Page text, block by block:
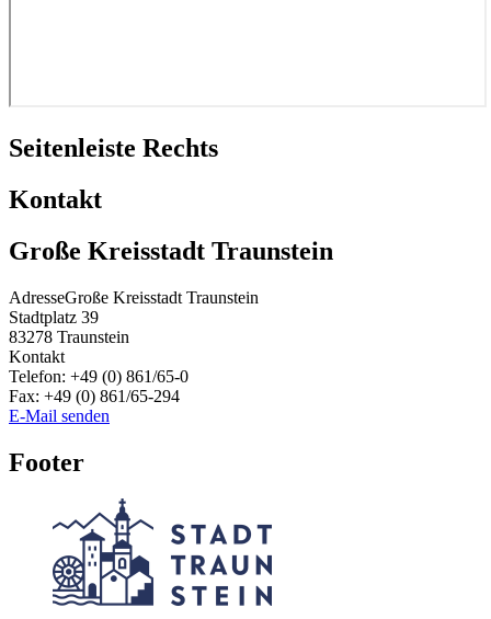
Seitenleiste Rechts
Kontakt
Große Kreisstadt Traunstein
AdresseGroße Kreisstadt Traunstein
Stadtplatz 39
83278 Traunstein
Kontakt
Telefon: +49 (0) 861/65-0
Fax: +49 (0) 861/65-294
E-Mail senden
Footer